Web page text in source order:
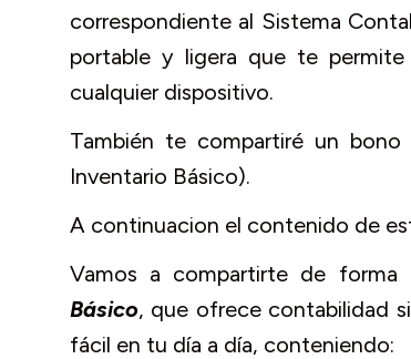
correspondiente al Sistema
portable y ligera que te permite
cualquier dispositivo.
También te compartiré un
Inventario Básico).
A continuacion el contenido de
Vamos a compartirte de
Básico, que ofrece contabilidad
fácil en tu día a día, conteniendo: